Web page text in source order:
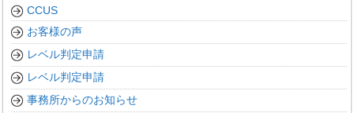
CCUS
お客様の声
レベル判定申請
レベル判定申請
事務所からのお知らせ